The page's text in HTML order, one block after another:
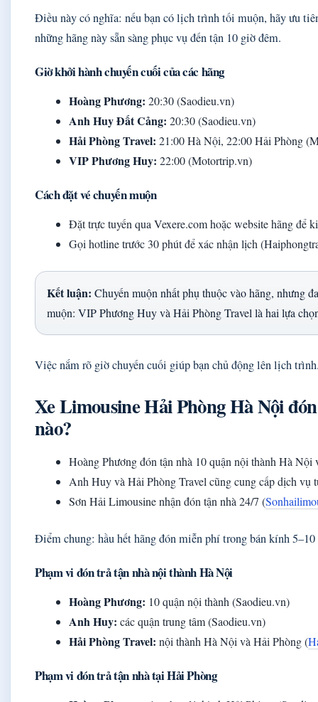
Điều này có nghĩa: nếu bạn có lịch trình tối muộn, hãy ưu
những hãng này sẵn sàng phục vụ đến tận 10 giờ đêm.
Giờ khởi hành chuyến cuối của các hãng
Hoàng Phương: 20:30 (Saodieu.vn)
Anh Huy Đất Cảng: 20:30 (Saodieu.vn)
Hải Phòng Travel: 21:00 Hà Nội, 22:00 Hải Phòng
VIP Phương Huy: 22:00 (Motortrip.vn)
Cách đặt vé chuyến muộn
Đặt trực tuyến qua Vexere.com hoặc website hãng để
Gọi hotline trước 30 phút để xác nhận lịch
Kết luận: Chuyến muộn nhất phụ thuộc vào hãng, nhưng
muộn: VIP Phương Huy và Hải Phòng Travel là hai lựa
Việc nắm rõ giờ chuyến cuối giúp bạn chủ động lên lịch
Xe Limousine Hải Phòng Hà Nội
nào?
Hoàng Phương đón tận nhà 10 quận nội thành Hà
Anh Huy và Hải Phòng Travel cũng cung cấp dịch vụ
Sơn Hải Limousine nhận đón tận nhà 24/7 (
Điểm chung: hầu hết hãng đón miễn phí trong bán kính
Phạm vi đón trả tận nhà nội thành Hà Nội
Hoàng Phương: 10 quận nội thành (Saodieu.vn)
Anh Huy: các quận trung tâm (Saodieu.vn)
Hải Phòng Travel: nội thành Hà Nội và Hải Phòng (
Phạm vi đón trả tận nhà tại Hải Phòng